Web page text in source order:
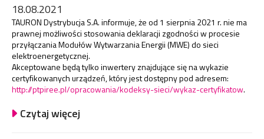
18.08.2021
TAURON Dystrybucja S.A. informuje, że od 1 sierpnia 2021 r. nie ma
prawnej możliwości stosowania deklaracji zgodności w procesie
przyłączania Modułów Wytwarzania Energii (MWE) do sieci
elektroenergetycznej.
Akceptowane będą tylko inwertery znajdujące się na wykazie
certyfikowanych urządzeń, który jest dostępny pod adresem:
http://ptpiree.pl/opracowania/kodeksy-sieci/wykaz-certyfikatow.
Czytaj więcej